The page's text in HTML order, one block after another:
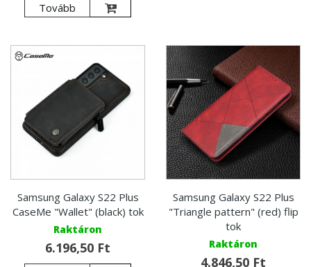
Tovább
Samsung Galaxy S22 Plus
CaseMe "Wallet" (black) tok
Raktáron
6.196,50 Ft
Samsung Galaxy S22 Plus
"Triangle pattern" (red) flip
tok
Raktáron
4.846,50 Ft